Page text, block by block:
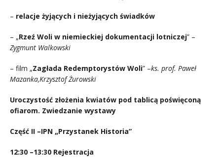
– relacje żyjących i nieżyjących świadków
– „Rzeź Woli w niemieckiej dokumentacji lotniczej” –
Zygmunt Walkowski
– film „Zagłada Redemptorystów Woli” –ks. prof. Paweł
Mazanka,Krzysztof Żurowski
Uroczystość złożenia kwiatów pod tablicą poświęconą
ofiarom. Zwiedzanie wystawy
Część II –IPN „Przystanek Historia”
12:30 –13:30 Rejestracja